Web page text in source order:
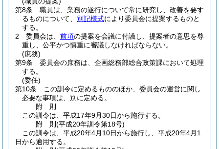
第8条
職員は、業務の遂行について常に研究し、改善を要す
るものについて、 別記様式により委員会に提案するものと
する。
2
委員会は、 前項の提案を会議に付議し、提案者の意思を尊
重し、公平かつ慎重に審議しなければならない。
(庶務)
第9条
委員会の庶務は、企画総務部総合政策課において処理
する。
(委任)
第10条
この訓令に定めるもののほか、委員会の運営に関し
必要な事項は、別に定める。
附 則
この訓令は、平成17年9月30日から施行する。
附 則(平成20年訓令第18号)
この訓令は、平成20年4月10日から施行し、平成20年4月1
日から適用する。